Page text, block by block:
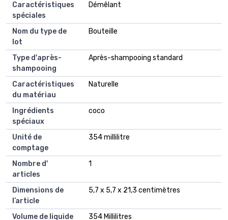
Caractéristiques
spéciales
Démêlant
Nom du type de
lot
Bouteille
Type d'après-
shampooing
Après-shampooing standard
Caractéristiques
du matériau
Naturelle
Ingrédients
spéciaux
coco
Unité de
comptage
354 millilitre
Nombre d'
articles
1
Dimensions de
l’article
5,7 x 5,7 x 21,3 centimètres
Volume de liquide
354 Millilitres